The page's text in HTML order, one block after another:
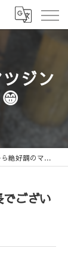
ジン
ジン社長でございます✌️😁
ござい